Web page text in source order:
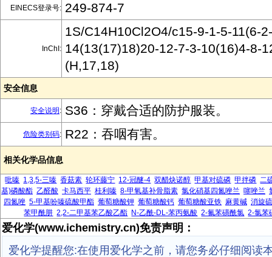
EINECS登录号: 249-874-7
InChI:
1S/C14H10Cl2O4/c15-9-1-5-11(6-
14(13(17)18)20-12-7-3-10(16)4-8-
(H,17,18)
安全信息
安全说明 : S36：穿戴合适的防护服装。
危险类别码: R22：吞咽有害。
相关化学品信息
吡嗪 1,3,5-三嗪 香菇素 轮环藤宁 12-冠醚-4 双醋炔诺醇 甲基对硫磷 甲拌磷 二
基)磷酸酯 乙醛酸 卡马西平 桂利嗪 8-甲氧基补骨脂素 氯化硝基四氮唑兰 噻唑兰
四氮唑 5-甲基吩嗪硫酸甲酯 葡萄糖酸钾 葡萄糖酸钙 葡萄糖酸亚铁 麻黄碱 消旋
苯甲酰肼 2,2-二甲基苯乙酸乙酯 N-乙酰-DL-苯丙氨酸 2-氟苯磺酰氯 2-氯苯
爱化学(www.ichemistry.cn)免责声明：
爱化学提醒您:在使用爱化学之前，请您务必仔细阅读